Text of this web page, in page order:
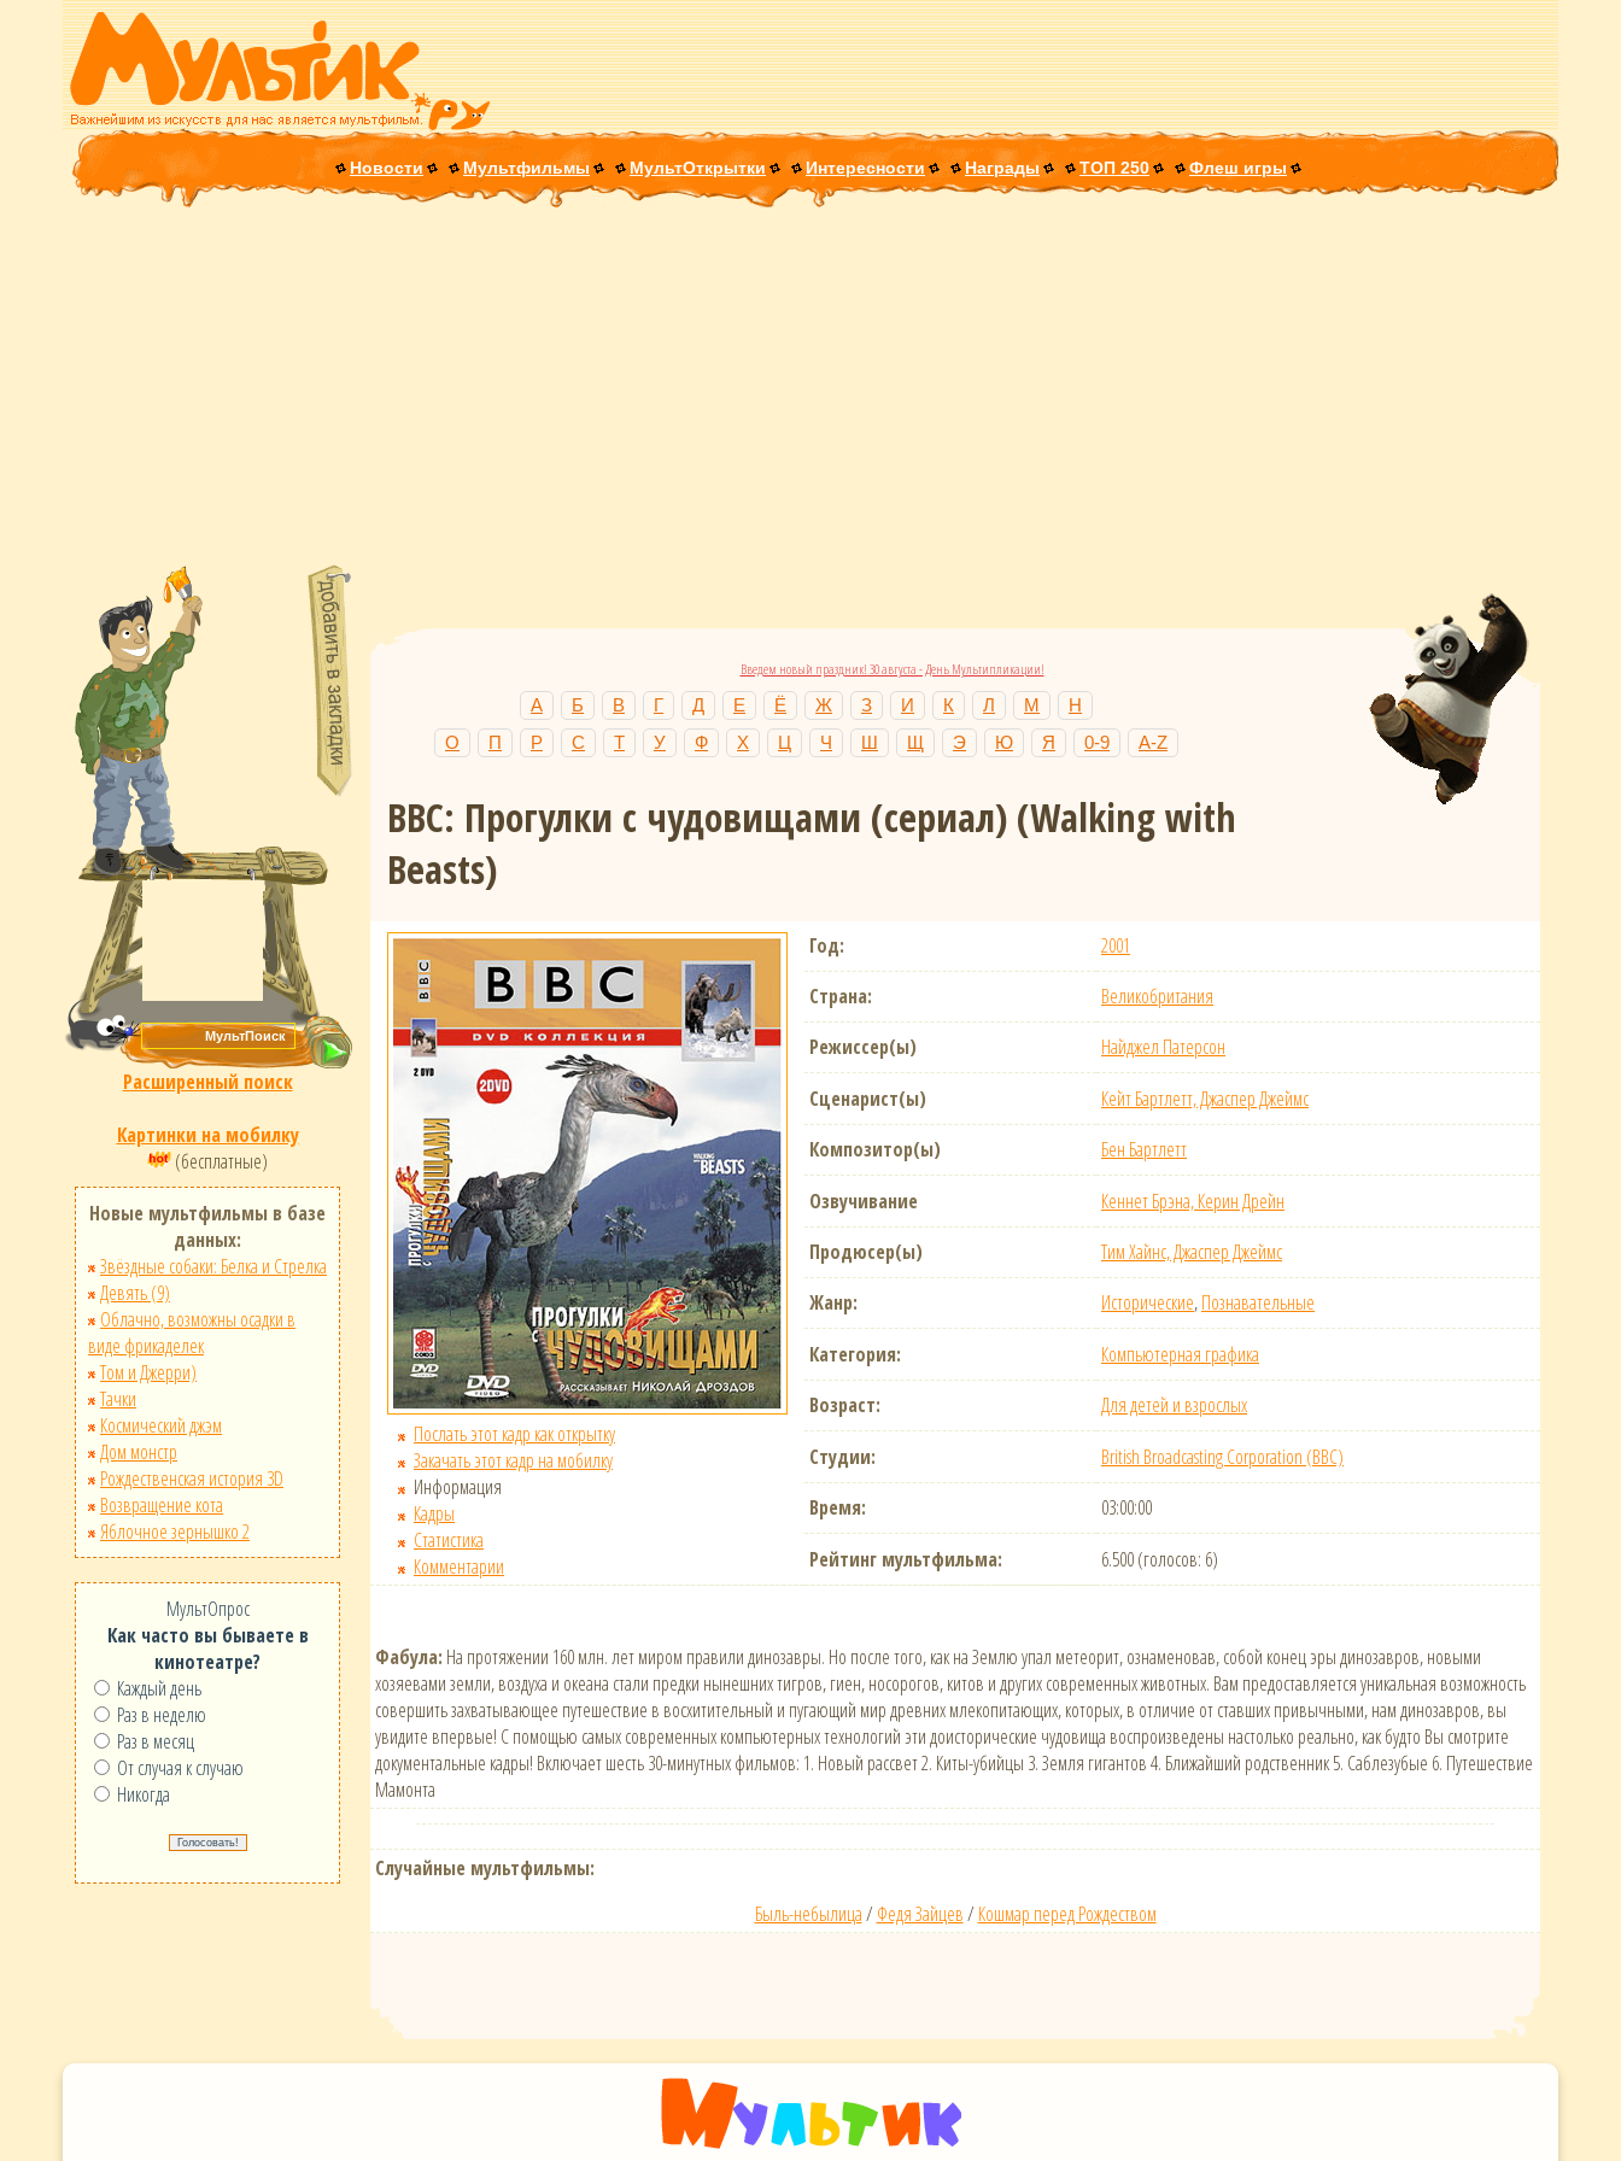
Новости Мультфильмы МультОткрытки Интересности Награды ТОП 250 Флеш игры
Расширенный поиск
Картинки на мобилку
(бесплатные)
Новые мультфильмы в базе
данных:
Звёздные собаки: Белка и Стрелка
Девять (9)
Облачно, возможны осадки в
виде фрикаделек
Том и Джерри)
Тачки
Космический джэм
Дом монстр
Рождественская история 3D
Возвращение кота
Яблочное зернышко 2
МультОпрос
Как часто вы бываете в
кинотеатре?
Каждый день
Раз в неделю
Раз в месяц
От случая к случаю
Никогда
Введем новый праздник! 30 августа - День Мультипликации!
А Б В Г Д Е Ё Ж З И К Л М
Н
О
П Р С Т У Ф Х Ц Ч Ш Щ Э Ю Я 0-9 A-Z
BBC: Прогулки с чудовищами (сериал) (Walking with
Beasts)
Послать этот кадр как открытку
Закачать этот кадр на мобилку
Информация
Кадры
Статистика
Комментарии
Год:
2001
Страна:
Великобритания
Режиссер(ы)
Найджел Патерсон
Сценарист(ы)
Кейт Бартлетт, Джаспер Джеймс
Композитор(ы)
Бен Бартлетт
Озвучивание
Кеннет Брэна, Керин Дрейн
Продюсер(ы)
Тим Хайнс, Джаспер Джеймс
Жанр:
Исторические,Познавательные
Категория:
Компьютерная графика
Возраст:
Для детей и взрослых
Студии:
British Broadcasting Corporation (BBC)
Время:
03:00:00
Рейтинг мультфильма:
6.500 (голосов: 6)
Фабула: На протяжении 160 млн. лет миром правили динозавры. Но после того, как на Землю упал метеорит, ознаменовав, собой конец эры динозавров, новыми
хозяевами земли, воздуха и океана стали предки нынешних тигров, гиен, носорогов, китов и других современных животных. Вам предоставляется уникальная возможность
совершить захватывающее путешествие в восхитительный и пугающий мир древних млекопитающих, которых, в отличие от ставших привычными, нам динозавров, вы
увидите впервые! С помощью самых современных компьютерных технологий эти доисторические чудовища воспроизведены настолько реально, как будто Вы смотрите
документальные кадры! Включает шесть 30-минутных фильмов: 1. Новый рассвет 2. Киты-убийцы 3. Земля гигантов 4. Ближайший родственник 5. Саблезубые 6. Путешествие
Мамонта
Случайные мультфильмы:
Быль-небылица/ Федя Зайцев/ Кошмар перед Рождеством